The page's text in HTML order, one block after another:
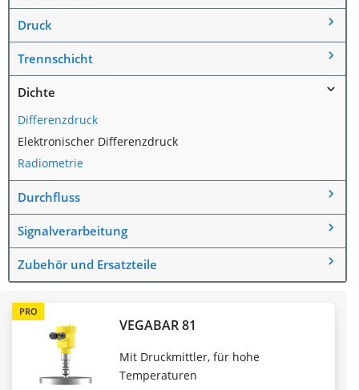
Druck
Trennschicht
Dichte
Differenzdruck
Elektronischer Differenzdruck
Radiometrie
Durchfluss
Signalverarbeitung
Zubehör und Ersatzteile
PRO
VEGABAR 81
Mit Druckmittler, für hohe
Temperaturen